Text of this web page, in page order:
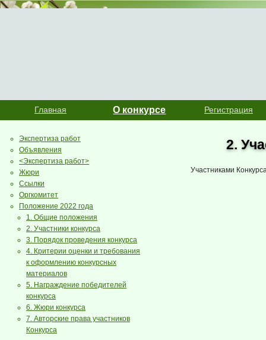
Главная О конкурсе Регистрация
Экспертиза работ
Объявления
<Экспертиза работ>
Жюри
Ссылки
Оргкомитет
Положение 2022 года
1. Общие положения
2. Участники конкурса
3. Порядок проведения конкурса
4. Критерии оценки и требования
к оформлению конкурсных
материалов
5. Награждение победителей
конкурса
6. Жюри конкурса
7. Авторские права участников
Конкурса
2.
Участниками